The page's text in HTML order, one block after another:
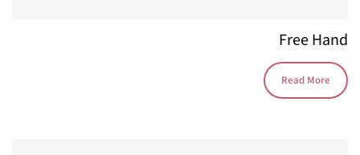
Free Hand
Read More